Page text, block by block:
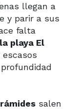
llegan a
y parir a sus
falta
la playa El
escasos
salen